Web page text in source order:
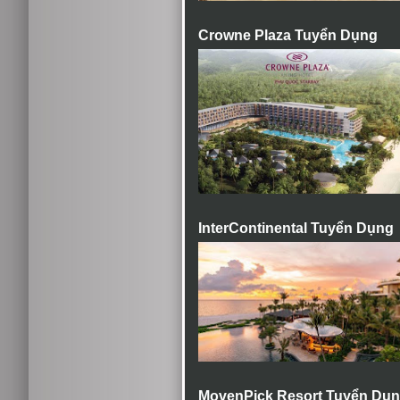
Crowne Plaza Tuyển Dụng
InterContinental Tuyển Dụng
MovenPick Resort Tuyển